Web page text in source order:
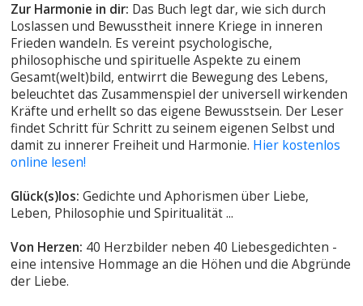
Zur Harmonie in dir: Das Buch legt dar, wie sich durch
Loslassen und Bewusstheit innere Kriege in inneren
Frieden wandeln. Es vereint psychologische,
philosophische und spirituelle Aspekte zu einem
Gesamt(welt)bild, entwirrt die Bewegung des Lebens,
beleuchtet das Zusammenspiel der universell wirkenden
Kräfte und erhellt so das eigene Bewusstsein. Der Leser
findet Schritt für Schritt zu seinem eigenen Selbst und
damit zu innerer Freiheit und Harmonie. Hier kostenlos
online lesen!
Glück(s)los: Gedichte und Aphorismen über Liebe,
Leben, Philosophie und Spiritualität ...
Von Herzen: 40 Herzbilder neben 40 Liebesgedichten -
eine intensive Hommage an die Höhen und die Abgründe
der Liebe.